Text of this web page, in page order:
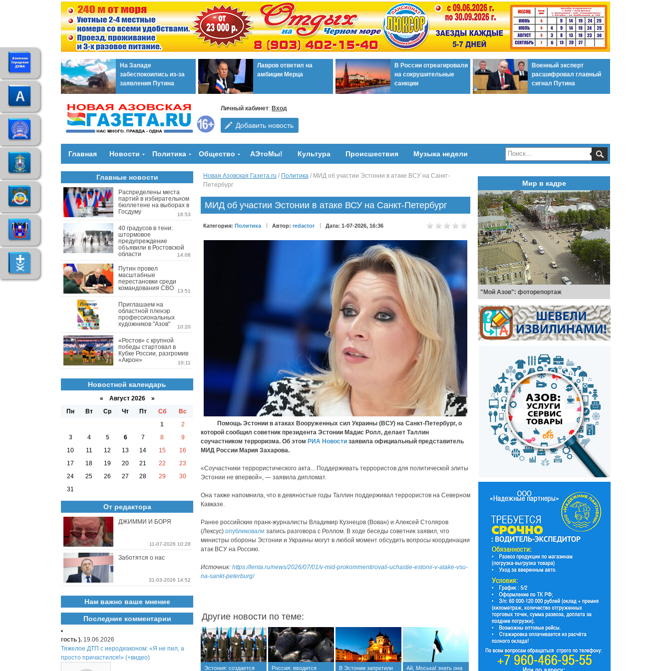
На Западе
забеспокоились из-за
заявления Путина
Лавров ответил на
амбиции Мерца
В России отреагировали
на сокрушительные
санкции
Военный эксперт
расшифровал главный
сигнал Путина
Личный кабинет: Вход
Добавить новость
Главная Новости Политика Общество АЭтоМы! Культура Происшествия Музыка недели
Новая Азовская Газета.ru / Политика / МИД об участии Эстонии в атаке ВСУ на Санкт-
Петербург
МИД об участии Эстонии в атаке ВСУ на Санкт-Петербург
Категория: Политика Автор: redactor Дата: 1-07-2026, 16:36
Помощь Эстонии в атаках Вооруженных сил Украины (ВСУ) на Санкт-Петербург, о
которой сообщил советник президента Эстонии Мадис Ролл, делает Таллин
соучастником терроризма. Об этом РИА Новости заявила официальный представитель
МИД России Мария Захарова.
«Соучастники террористического акта... Поддерживать террористов для политической элиты
Эстонии не впервой», — заявила дипломат.
Она также напомнила, что в девяностые годы Таллин поддерживал террористов на Северном
Кавказе.
Ранее российские пранк-журналисты Владимир Кузнецов (Вован) и Алексей Столяров
(Лексус) опубликовали запись разговора с Роллом. В ходе беседы советник заявил, что
министры обороны Эстонии и Украины могут в любой момент обсудить вопросы координации
атак ВСУ на Россию.
Источник: https://lenta.ru/news/2026/07/01/v-mid-prokommentirovali-uchastie-estonii-v-atake-vsu-
na-sankt-peterburg/
Другие новости по теме:
Эстония: создается
Россия: вводится
В Эстонии запретили
Ай, Моська! знать она
Главные новости
Распределены места
партий в избирательном
бюллетене на выборах в
Госдуму
16:53
40 градусов в тени:
штормовое
предупреждение
объявили в Ростовской
области
14:08
Путин провел
масштабные
перестановки среди
командования СВО
13:51
Приглашаем на
областной пленэр
профессиональных
художников "Азов"
10:20
«Ростов» с крупной
победы стартовал в
Кубке России, разгромив
«Акрон»
10:11
Новостной календарь
« Август 2026 »
Пн
Вт Ср Чт Пт Сб
Вс
1
2
3
4 5 6 7 8
9
10
11 12 13 14 15
16
17
18 19 20 21 22
23
24
25 26 27 28 29
30
31
От редактора
ДЖИММИ И БОРЯ
11-07-2026 10:28
Заботятся о нас
31-03-2026 14:52
Нам важно ваше мнение
Последние комментарии
гость ). 19.06.2026
Тяжелое ДТП с иеродиаконом: «Я не пил, а
просто причастился!» (+видео)
Мир в кадре
"Мой Азов": фоторепортаж